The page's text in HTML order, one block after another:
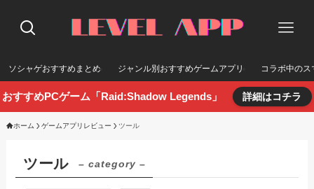
ソシャゲおすすめまとめ ジャンル別おすすめゲームアプリ コラボ中のス
おすすめPCゲーム「Raid:Shadow Legends」 詳細はコチラ
ホーム ゲームアプリレビュー ツール
ツール – category –